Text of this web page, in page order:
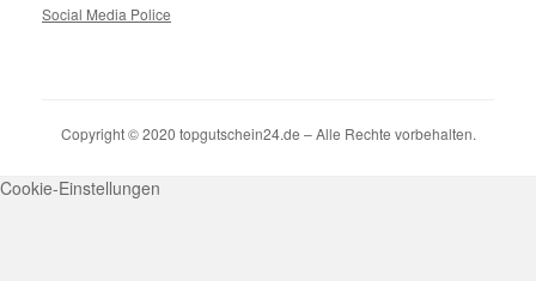
Social Media Police
Copyright © 2020 topgutschein24.de – Alle Rechte vorbehalten.
Cookie-Einstellungen